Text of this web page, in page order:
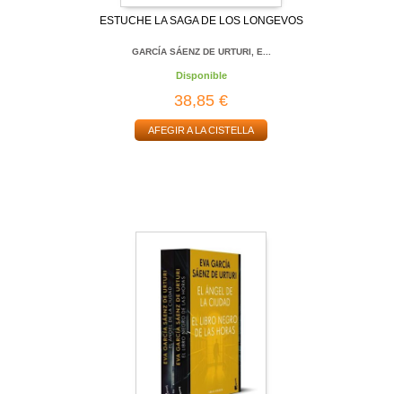
ESTUCHE LA SAGA DE LOS LONGEVOS
GARCÍA SÁENZ DE URTURI, E...
Disponible
38,85 €
AFEGIR A LA CISTELLA